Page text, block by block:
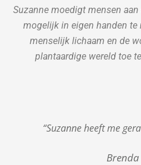
Suzanne moedigt mensen
mogelijk in eigen handen te
menselijk lichaam en de
plantaardige wereld toe
“Suzanne heeft me
Brenda